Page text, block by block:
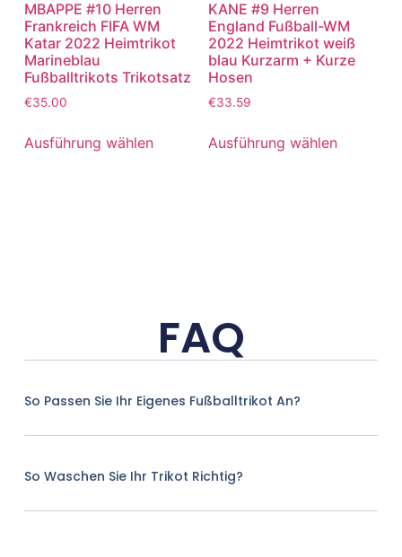
MBAPPE #10 Herren
Frankreich FIFA WM
Katar 2022 Heimtrikot
Marineblau
Fußballtrikots Trikotsatz
€35.00
Ausführung wählen
KANE #9 Herren
England Fußball-WM
2022 Heimtrikot weiß
blau Kurzarm + Kurze
Hosen
€33.59
Ausführung wählen
FAQ
So Passen Sie Ihr Eigenes Fußballtrikot An?
So Waschen Sie Ihr Trikot Richtig?